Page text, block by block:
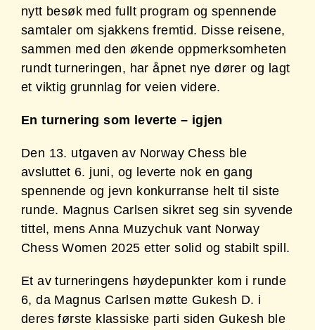
nytt besøk med fullt program og spennende
samtaler om sjakkens fremtid. Disse reisene,
sammen med den økende oppmerksomheten
rundt turneringen, har åpnet nye dører og lagt
et viktig grunnlag for veien videre.
En turnering som leverte – igjen
Den 13. utgaven av Norway Chess ble
avsluttet 6. juni, og leverte nok en gang
spennende og jevn konkurranse helt til siste
runde. Magnus Carlsen sikret seg sin syvende
tittel, mens Anna Muzychuk vant Norway
Chess Women 2025 etter solid og stabilt spill.
Et av turneringens høydepunkter kom i runde
6, da Magnus Carlsen møtte Gukesh D. i
deres første klassiske parti siden Gukesh ble